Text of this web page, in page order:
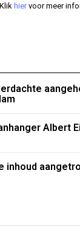
hiervoor meer
Albert
inhoud